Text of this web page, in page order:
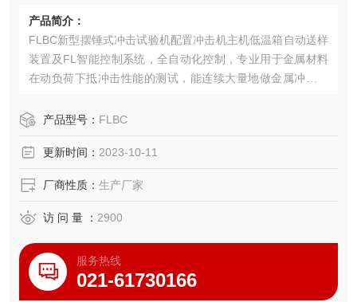
产品简介：
FLBC新型摆锤式冲击试验机配置冲击机主机低温箱自动送样
装置及FL智能控制系统，全自动化控制，专业用于金属材料
在动负荷下抵冲击性能的测试，能连续大量地做金属冲击试
摆、冲击试验的全过程。
产品型号： FLBC
更新时间： 2023-10-11
厂商性质： 生产厂家
访 问 量 ： 2900
服务热线
021-61730166